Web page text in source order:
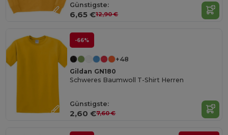
Günstigste:
6,65 €12,90 €
-66%
+48
Gildan GN180
Schweres Baumwoll T-Shirt Herren
Günstigste:
2,60 €7,60 €